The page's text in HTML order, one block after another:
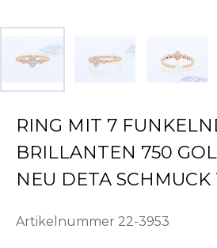
RING MIT 7
BRILLANTEN 750
NEU DETA SCHMUCK
Artikelnummer 22-3953